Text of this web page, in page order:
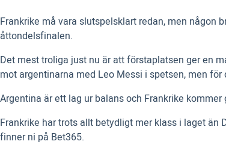
Frankrike må vara slutspelsklart redan, men
åttondelsfinalen.
Det mest troliga just nu är att förstaplatsen ger en
mot argentinarna med Leo Messi i spetsen, men
Argentina är ett lag ur balans och Frankrike
Frankrike har trots allt betydligt mer klass i laget än
finner ni på Bet365.